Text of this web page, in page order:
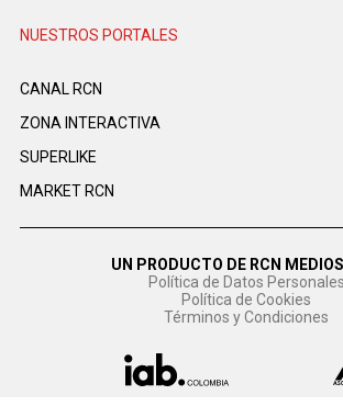
NUESTROS PORTALES
CANAL RCN
ZONA INTERACTIVA
SUPERLIKE
MARKET RCN
UN PRODUCTO DE RCN
Política de Datos Personales
Política de Cookies
Términos y Condiciones